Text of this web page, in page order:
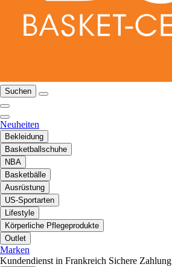
Suchen
Neuheiten
Bekleidung
Basketballschuhe
NBA
Basketbälle
Ausrüstung
US-Sportarten
Lifestyle
Körperliche Pflegeprodukte
Outlet
Marken
Kundendienst in Frankreich Sichere Zahlung